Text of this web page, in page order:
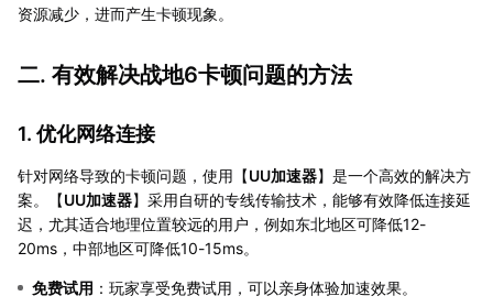
资源减少，进而产生卡顿现象。
二. 有效解决战地6卡顿问题的方法
1. 优化网络连接
针对网络导致的卡顿问题，使用【UU加速器】是一个高效的解决方
案。【UU加速器】采用自研的专线传输技术，能够有效降低连接延
迟，尤其适合地理位置较远的用户，例如东北地区可降低12-
20ms，中部地区可降低10-15ms。
免费试用 ：玩家享受免费试用，可以亲身体验加速效果。